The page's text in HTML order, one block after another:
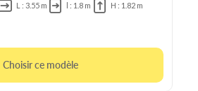
L : 3.55 m l : 1.8 m
H : 1.82 m
Choisir ce modèle